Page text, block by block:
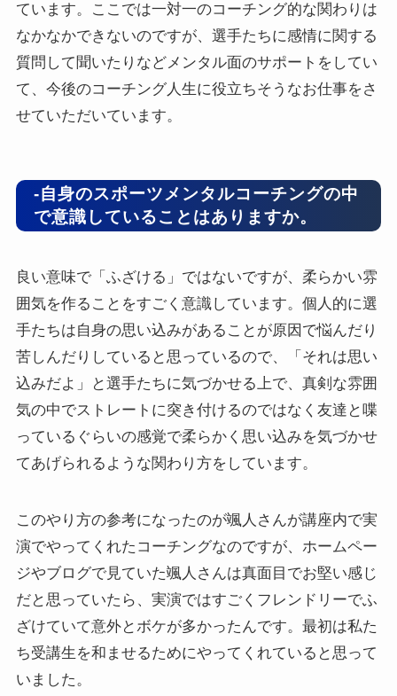
ています。ここでは一対一のコーチング的な関わりは
なかなかできないのですが、選手たちに感情に関する
質問して聞いたりなどメンタル面のサポートをしてい
て、今後のコーチング人生に役立ちそうなお仕事をさ
せていただいています。
-自身のスポーツメンタルコーチングの中
で意識していることはありますか。
良い意味で「ふざける」ではないですが、柔らかい雰
囲気を作ることをすごく意識しています。個人的に選
手たちは自身の思い込みがあることが原因で悩んだり
苦しんだりしていると思っているので、「それは思い
込みだよ」と選手たちに気づかせる上で、真剣な雰囲
気の中でストレートに突き付けるのではなく友達と喋
っているぐらいの感覚で柔らかく思い込みを気づかせ
てあげられるような関わり方をしています。
このやり方の参考になったのが颯人さんが講座内で実
演でやってくれたコーチングなのですが、ホームペー
ジやブログで見ていた颯人さんは真面目でお堅い感じ
だと思っていたら、実演ではすごくフレンドリーでふ
ざけていて意外とボケが多かったんです。最初は私た
ち受講生を和ませるためにやってくれていると思って
いました。